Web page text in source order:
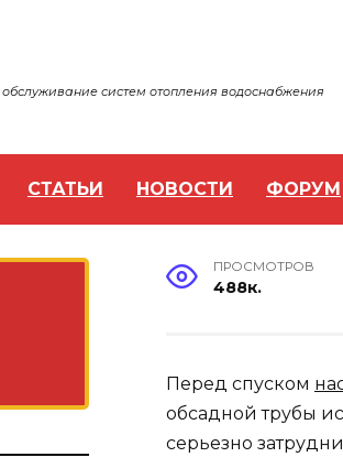
систем отопления водоснабжения
СТАТЬИ НОВОСТИ ФОРУМ
ПРОСМОТРОВ
488к.
Перед спуском
обсадной трубы
серьезно